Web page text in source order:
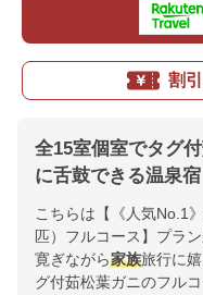
割
全15室個室でタグ
に舌鼓できる温泉宿
こちらは【《人気No.1
匹）フルコース】プラ
寛ぎながら家族旅行に
グ付茹松葉ガニのフル